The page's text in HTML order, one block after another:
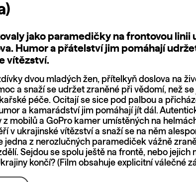
jako paramedičky na frontovou linii
Humor a přátelství jim pomáhají
vítězství.
dvou mladých žen, přítelkyň doslova na
a snaží se udržet zraněné při vědomí, než se
péče. Ocitají se sice pod palbou a
a kamarádství jim pomáhají jít dál.
mobilů a GoPro kamer umístěných na
v ukrajinské vítězství a snaží se na něm
jedna z nerozlučných paramediček vážně
Sejdou se spolu ještě na frontě, nebo jejich
končí? (Film obsahuje explicitní válečné